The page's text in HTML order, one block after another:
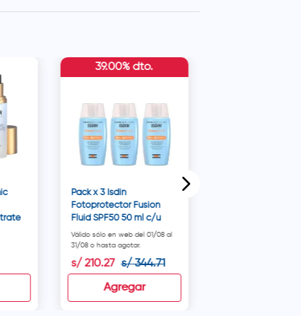
Pack x 3 Isdin
Fotoprotector Fusion
Fluid SPF50 50 ml c/u
Válido sólo en web del 01/08 al
31/08 o hasta agotar.
s/ 210.27 s/ 344.71
39.00% dto.
Agregar